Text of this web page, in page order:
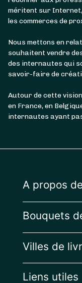
méritent sur
les commerces de
Nous mettons en
souhaitent vendre
des internautes qui
savoir-faire de
Autour de cette
en France, en
internautes ayant
A propos
Bouquets
Villes de
Liens utiles